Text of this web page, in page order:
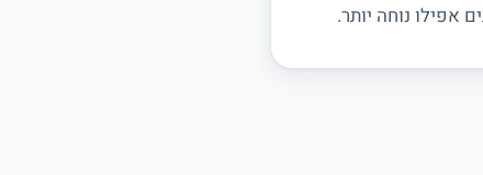
אפילו נוחה יותר.